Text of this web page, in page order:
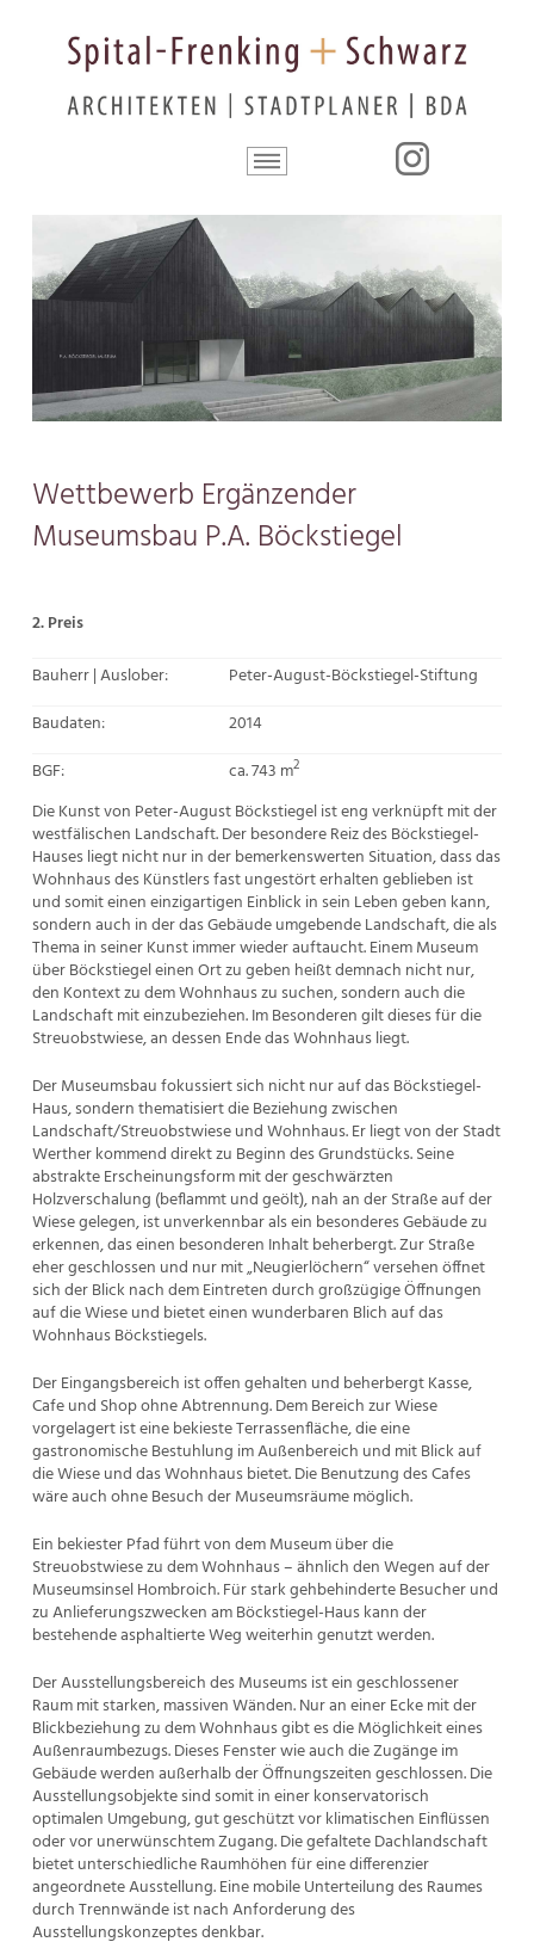
Wettbewerb Ergänzender
Museumsbau P.A. Böckstiegel
2. Preis
Bauherr | Auslober:
Peter-August-Böckstiegel-Stiftung
Baudaten:
2014
BGF:
ca. 743 m2
Die Kunst von Peter-August Böckstiegel ist eng verknüpft mit der
westfälischen Landschaft. Der besondere Reiz des Böckstiegel-
Hauses liegt nicht nur in der bemerkenswerten Situation, dass das
Wohnhaus des Künstlers fast ungestört erhalten geblieben ist
und somit einen einzigartigen Einblick in sein Leben geben kann,
sondern auch in der das Gebäude umgebende Landschaft, die als
Thema in seiner Kunst immer wieder auftaucht. Einem Museum
über Böckstiegel einen Ort zu geben heißt demnach nicht nur,
den Kontext zu dem Wohnhaus zu suchen, sondern auch die
Landschaft mit einzubeziehen. Im Besonderen gilt dieses für die
Streuobstwiese, an dessen Ende das Wohnhaus liegt.
Der Museumsbau fokussiert sich nicht nur auf das Böckstiegel-
Haus, sondern thematisiert die Beziehung zwischen
Landschaft/Streuobstwiese und Wohnhaus. Er liegt von der Stadt
Werther kommend direkt zu Beginn des Grundstücks. Seine
abstrakte Erscheinungsform mit der geschwärzten
Holzverschalung (beflammt und geölt), nah an der Straße auf der
Wiese gelegen, ist unverkennbar als ein besonderes Gebäude zu
erkennen, das einen besonderen Inhalt beherbergt. Zur Straße
eher geschlossen und nur mit „Neugierlöchern“ versehen öffnet
sich der Blick nach dem Eintreten durch großzügige Öffnungen
auf die Wiese und bietet einen wunderbaren Blich auf das
Wohnhaus Böckstiegels.
Der Eingangsbereich ist offen gehalten und beherbergt Kasse,
Cafe und Shop ohne Abtrennung. Dem Bereich zur Wiese
vorgelagert ist eine bekieste Terrassenfläche, die eine
gastronomische Bestuhlung im Außenbereich und mit Blick auf
die Wiese und das Wohnhaus bietet. Die Benutzung des Cafes
wäre auch ohne Besuch der Museumsräume möglich.
Ein bekiester Pfad führt von dem Museum über die
Streuobstwiese zu dem Wohnhaus – ähnlich den Wegen auf der
Museumsinsel Hombroich. Für stark gehbehinderte Besucher und
zu Anlieferungszwecken am Böckstiegel-Haus kann der
bestehende asphaltierte Weg weiterhin genutzt werden.
Der Ausstellungsbereich des Museums ist ein geschlossener
Raum mit starken, massiven Wänden. Nur an einer Ecke mit der
Blickbeziehung zu dem Wohnhaus gibt es die Möglichkeit eines
Außenraumbezugs. Dieses Fenster wie auch die Zugänge im
Gebäude werden außerhalb der Öffnungszeiten geschlossen. Die
Ausstellungsobjekte sind somit in einer konservatorisch
optimalen Umgebung, gut geschützt vor klimatischen Einflüssen
oder vor unerwünschtem Zugang. Die gefaltete Dachlandschaft
bietet unterschiedliche Raumhöhen für eine differenzier
angeordnete Ausstellung. Eine mobile Unterteilung des Raumes
durch Trennwände ist nach Anforderung des
Ausstellungskonzeptes denkbar.